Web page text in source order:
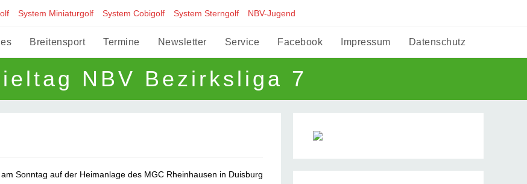
System Miniaturgolf System Cobigolf System Sterngolf NBV-Jugend
Breitensport Termine Newsletter Service Facebook Impressum Datenschutz
umschalten
NBV Bezirksliga 7
Sonntag auf der Heimanlage des MGC Rheinhausen in Duisburg